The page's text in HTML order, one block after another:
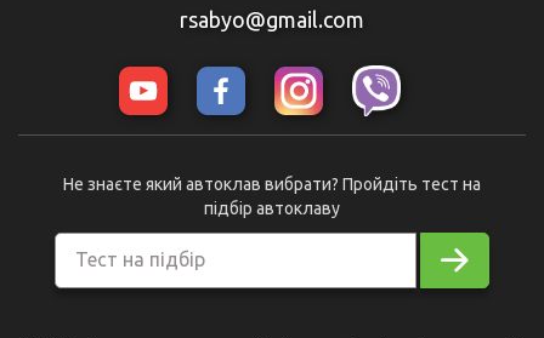
rsabyo@gmail.com
Тест на підбір
Не знаєте який автоклав вибрати? Пройдіть тест на
підбір автоклаву